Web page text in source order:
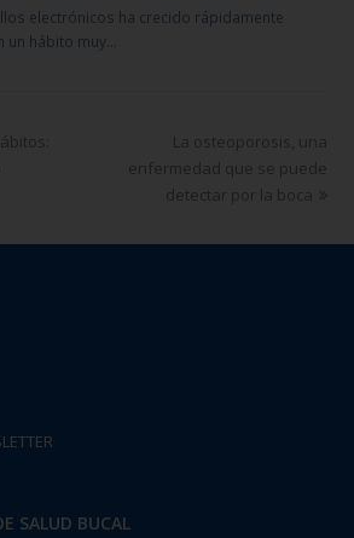
electrónicos ha crecido rápidamente
un hábito muy…
La osteoporosis, una
enfermedad que se puede
detectar por la boca
SALUD BUCAL